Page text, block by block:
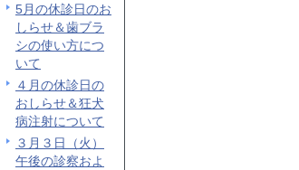
5月の休診日のお
しらせ＆歯ブラ
シの使い方につ
いて
４月の休診日の
おしらせ＆狂犬
病注射について
３月３日（火）
午後の診察およ